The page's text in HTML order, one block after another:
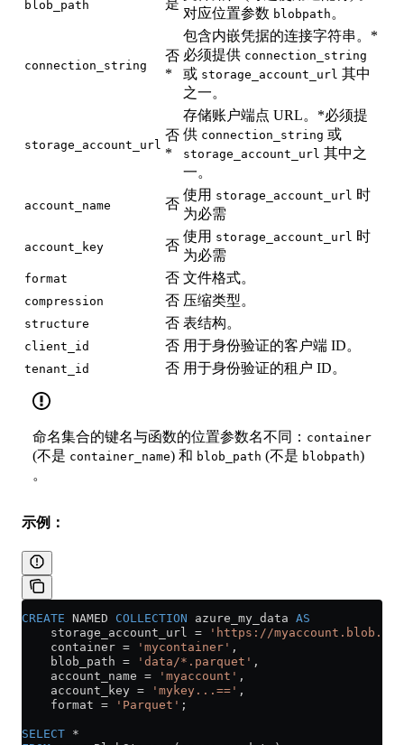
blob_path 是
对应位置参数 blobpath 。
connection_string
否
*
包含内嵌凭据的连接字符串。*
必须提供 connection_string
或 storage_account_url 其中
之一。
storage_account_url
否
*
存储账户端点 URL。*必须提
供 connection_string 或
storage_account_url 其中之
一。
account_name 否
使用 storage_account_url 时
为必需
account_key 否
使用 storage_account_url 时
为必需
format 否 文件格式。
compression 否 压缩类型。
structure 否 表结构。
client_id 否 用于身份验证的客户端 ID。
tenant_id 否 用于身份验证的租户 ID。
命名集合的键名与函数的位置参数名不同： container
(不是 container_name) 和 blob_path (不是 blobpath)
。
示例：
CREATE NAMED COLLECTION azure_my_data AS
    storage_account_url
= 'https://
    container
= 'mycontainer' ,
    blob_path
= 'data/*.parquet' ,
    account_name
= 'myaccount' ,
    account_key
= 'mykey...==' ,
    format
= 'Parquet' ;
SELECT *